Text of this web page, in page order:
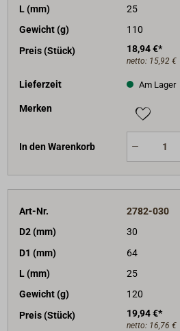
L (mm)
25
Gewicht (g)
110
Preis (Stück)
18,94 €*
netto: 15,92 €
Lieferzeit Am Lager
Merken
In den Warenkorb
Art-Nr.
2782-030
D2 (mm)
30
D1 (mm)
64
L (mm)
25
Gewicht (g)
120
Preis (Stück)
19,94 €*
netto: 16,76 €